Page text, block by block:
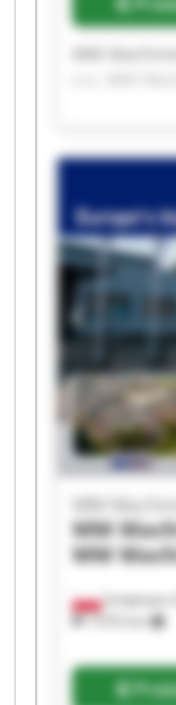
MM
Z o.o. MM
Machinery
MM
o.o. MM
Z o.o. MM
Sp. Z o.o.
Machinery
MM
o.o.
Smętowo
1’070 km
MM
MM
MM